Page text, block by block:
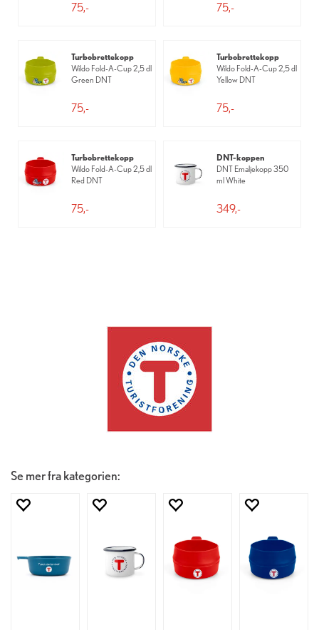
75,- 75,-
Turbobrettekopp
Wildo Fold-A-Cup 2,5 dl
Green DNT
75,-
Turbobrettekopp
Wildo Fold-A-Cup 2,5 dl
Yellow DNT
75,-
Turbobrettekopp
Wildo Fold-A-Cup 2,5 dl
Red DNT
75,-
DNT-koppen
DNT Emaljekopp 350
ml White
349,-
Se mer fra kategorien: